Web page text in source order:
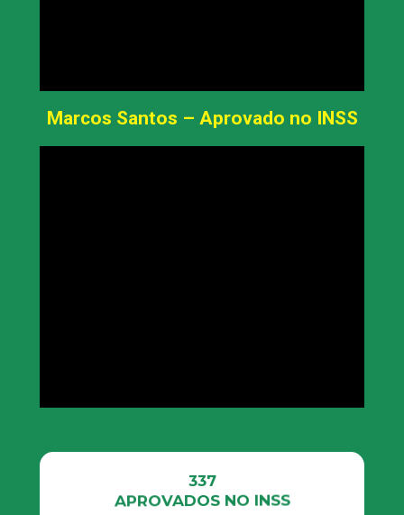
Marcos Santos – Aprovado no INSS
337
APROVADOS NO INSS